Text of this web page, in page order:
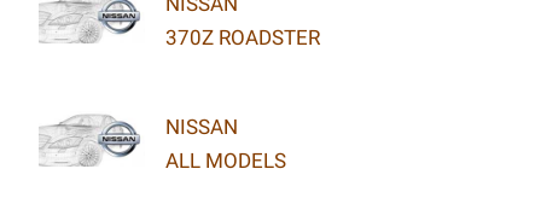
370Z ROADSTER
NISSAN
ALL MODELS